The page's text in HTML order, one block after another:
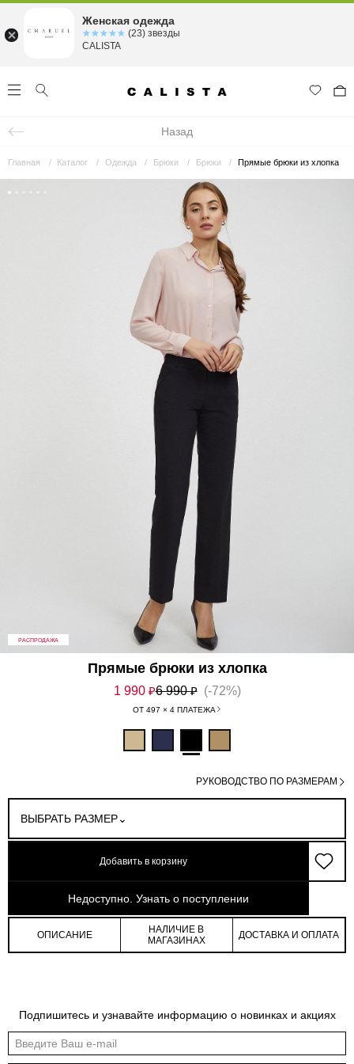
Назад
Главная Каталог Одежда Брюки Брюки Прямые брюки из хлопка
РАСПРОДАЖА
Прямые брюки из хлопка
1 990 ₽6 990₽ (-72%)
ОТ 497 × 4 ПЛАТЕЖА
ВЫБРАТЬ РАЗМЕР
РУКОВОДСТВО ПО РАЗМЕРАМ
Добавить в корзину
Недоступно. Узнать о поступлении
арт: 1-3790284_M-167
Общая таблица размеров показывает нашу стандартную размерную линейку
Международный
размер
размер
груди
талии
бедер
ОПИСАНИЕ
НАЛИЧИЕ В
МАГАЗИНАХ
ДОСТАВКА И ОПЛАТА
Подпишитесь и узнавайте информацию о новинках и акциях
Женская одежда
☆☆☆☆☆
★★★★★ (23) звезды
CALISTA